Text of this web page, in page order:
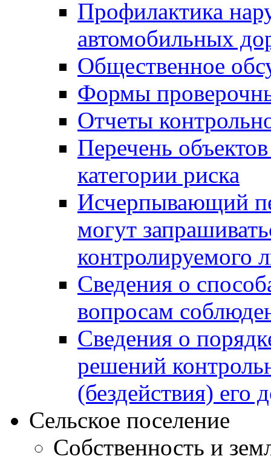
Профилактика
автомобильных
Общественное
Формы
Отчеты
Перечень
категории риска
Исчерпывающий
могут
контролируемого
Сведения о
вопросам
Сведения о
решений
(бездействия) его
Сельское поселение
Собственность и